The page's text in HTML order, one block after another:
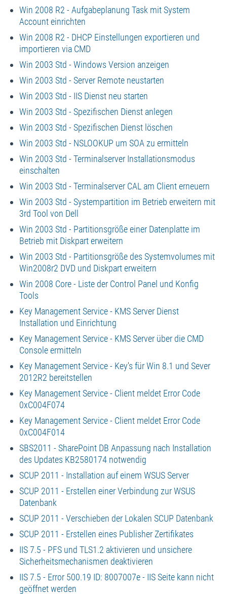
Win 2008 R2 - Aufgabeplanung Task mit System
Account einrichten
Win 2008 R2 - DHCP Einstellungen exportieren und
importieren via CMD
Win 2003 Std - Windows Version anzeigen
Win 2003 Std - Server Remote neustarten
Win 2003 Std - IIS Dienst neu starten
Win 2003 Std - Spezifischen Dienst anlegen
Win 2003 Std - Spezifischen Dienst löschen
Win 2003 Std - NSLOOKUP um SOA zu ermitteln
Win 2003 Std - Terminalserver Installationsmodus
einschalten
Win 2003 Std - Terminalserver CAL am Client erneuern
Win 2003 Std - Systempartition im Betrieb erweitern mit
3rd Tool von Dell
Win 2003 Std - Partitionsgröße einer Datenplatte im
Betrieb mit Diskpart erweitern
Win 2003 Std - Partitionsgröße des Systemvolumes mit
Win2008r2 DVD und Diskpart erweitern
Win 2008 Core - Liste der Control Panel und Konfig
Tools
Key Management Service - KMS Server Dienst
Installation und Einrichtung
Key Management Service - KMS Server über die CMD
Console ermitteln
Key Management Service - Key's für Win 8.1 und Sever
2012R2 bereitstellen
Key Management Service - Client meldet Error Code
0xC004F074
Key Management Service - Client meldet Error Code
0xC004F014
SBS2011 - SharePoint DB Anpassung nach Installation
des Updates KB2580174 notwendig
SCUP 2011 - Installation auf einem WSUS Server
SCUP 2011 - Erstellen einer Verbindung zur WSUS
Datenbank
SCUP 2011 - Verschieben der Lokalen SCUP Datenbank
SCUP 2011 - Erstellen eines Publisher Zertifikates
IIS 7.5 - PFS und TLS1.2 aktivieren und unsichere
Sicherheitsmechanismen deaktivieren
IIS 7.5 - Error 500.19 ID: 8007007e - IIS Seite kann nicht
geöffnet werden